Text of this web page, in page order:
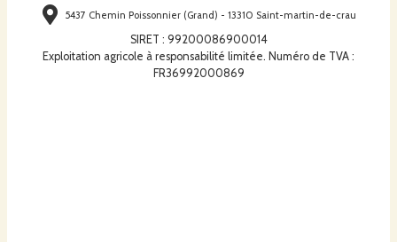
5437 Chemin Poissonnier (Grand) - 13310 Saint-martin-de-crau
SIRET : 99200086900014
Exploitation agricole à responsabilité limitée. Numéro de TVA :
FR36992000869